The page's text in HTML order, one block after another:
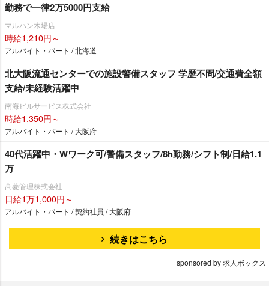
勤務で一律2万5000円支給
マルハン木場店
時給1,210円～
アルバイト・パート / 北海道
北大阪流通センターでの施設警備スタッフ 学歴不問/交通費全額
支給/未経験活躍中
南海ビルサービス株式会社
時給1,350円～
アルバイト・パート / 大阪府
40代活躍中・Wワーク可/警備スタッフ/8h勤務/シフト制/日給1.1
万
髙菱管理株式会社
日給1万1,000円～
アルバイト・パート / 契約社員 / 大阪府
続きはこちら
sponsored by 求人ボックス